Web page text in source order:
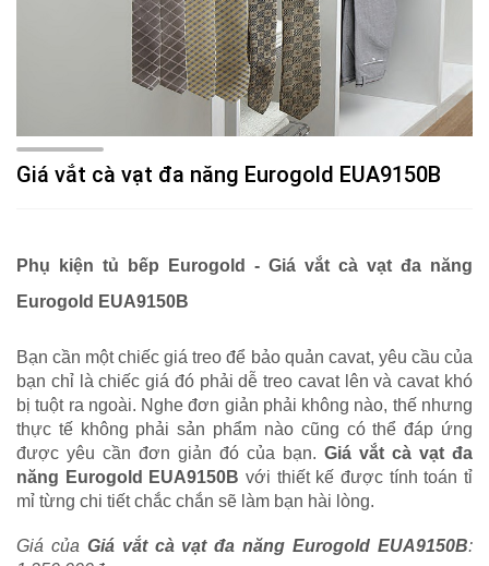
Giá vắt cà vạt đa năng Eurogold EUA9150B
Phụ kiện tủ bếp Eurogold - Giá vắt cà vạt đa năng
Eurogold EUA9150B
Bạn cần một chiếc giá treo để bảo quản cavat, yêu cầu của
bạn chỉ là chiếc giá đó phải dễ treo cavat lên và cavat khó
bị tuột ra ngoài. Nghe đơn giản phải không nào, thế nhưng
thực tế không phải sản phẩm nào cũng có thể đáp ứng
được yêu cần đơn giản đó của bạn. Giá vắt cà vạt đa
năng Eurogold EUA9150B với thiết kế được tính toán tỉ
mỉ từng chi tiết chắc chắn sẽ làm bạn hài lòng.
Giá của Giá vắt cà vạt đa năng Eurogold EUA9150B: